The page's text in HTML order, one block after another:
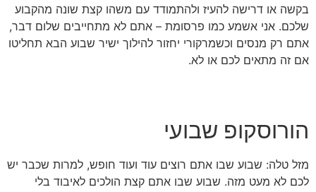
בקשה או דרישה להעיז ולהתמודד עם משהו קצת שונה מהקבוע
שלכם. אני אשמע כמו פרסומת – אתם לא מתחייבים שלום דבר,
אתם רק מנסים וכשמרקורי יחזור להילוך ישיר שבוע הבא תחליטו
אם זה מתאים לכם או לא.
הורוסקופ שבועי
מזל טלה: שבוע שבו אתם רוצים עוד ועוד חופש, למרות שכבר יש
לכם לא מעט מזה. שבוע שבו אתם קצת הולכים לאיבוד בלי